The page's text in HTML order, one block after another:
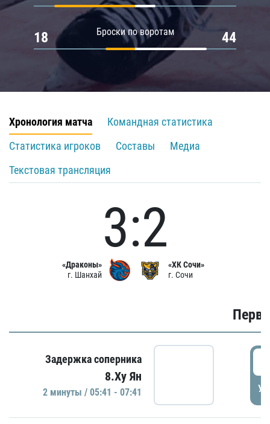
Броски по воротам
18 44
Хронология матча
Командная статистика
Статистика игроков
Составы
Медиа
Текстовая трансляция
«Драконы»
г. Шанхай
3:2
«ХК Сочи»
г. Сочи
Задержка соперника
8.Ху Ян
2 минуты / 05:41 - 07:41